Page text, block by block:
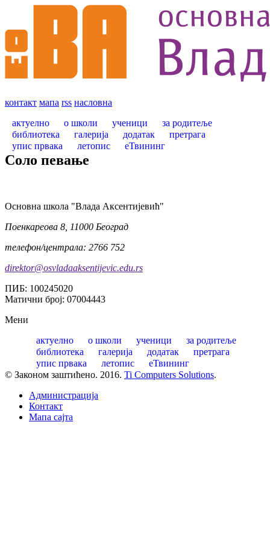
контакт мапа rss насловна
актуелно
о школи ученици
за родитеље
библиотека
галерија додатак
претрага
упис првака
летопис еТвининг
Соло певање
Oсновна школа "Влада Аксентијевић"
Поенкареова 8, 11000 Београд
телефон/централа: 2766 752
direktor@osvladaaksentijevic.edu.rs
ПИБ: 100245020
Матични број: 07004443
Мени
актуелно
о школи ученици
за родитеље
библиотека
галерија додатак
претрага
упис првака
летопис
еТвининг
© Законом заштићено. 2016. Ti Computers Solutions.
Администрација
Контакт
Mапа сајта